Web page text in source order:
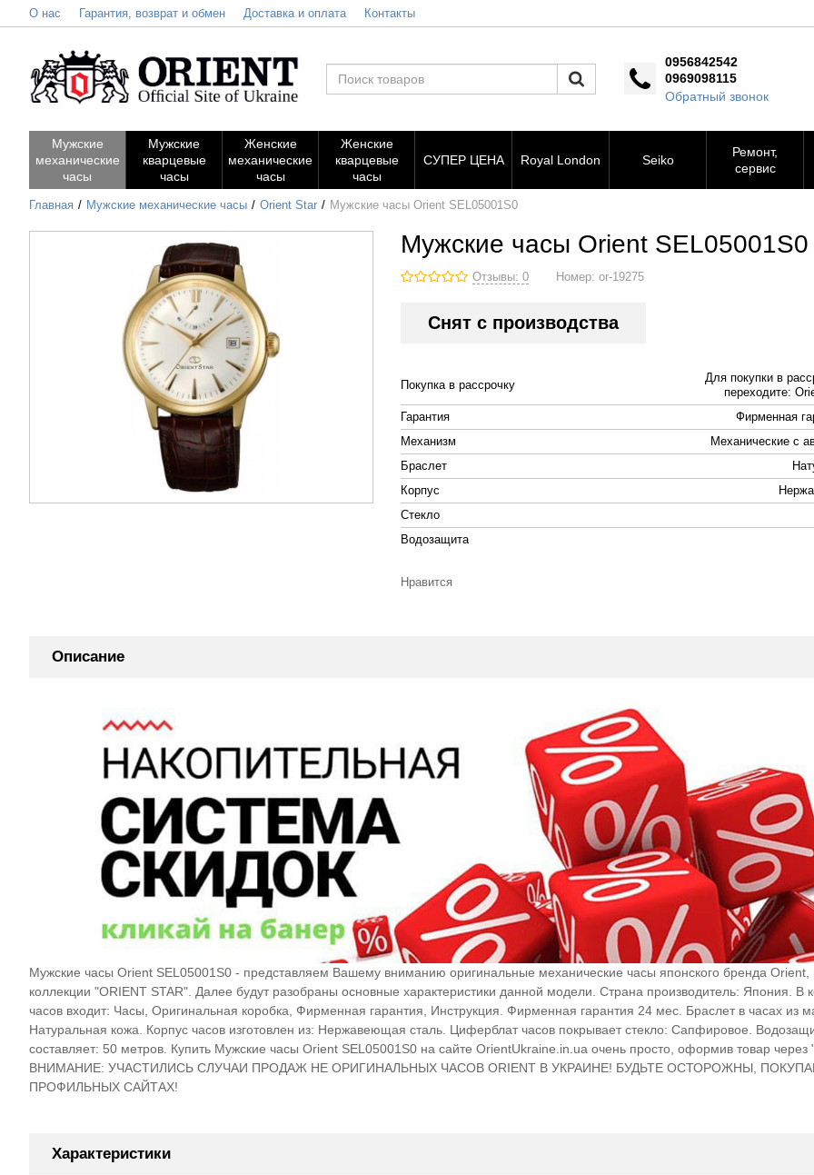
О нас Гарантия, возврат и обмен Доставка и оплата Контакты
0956842542
0969098115
Обратный звонок
Мужские
механические
часы
Мужские
кварцевые
часы
Женские
механические
часы
Женские
кварцевые
часы
СУПЕР ЦЕНА Royal London Seiko
Ремонт,
сервис
Главная Мужские механические часы Orient Star Мужские часы Orient SEL05001S0
Мужские часы Orient SEL05001S0
Отзывы: 0 Номер:or-19275
Снят с производства
Покупка в рассрочку
Для покупки в
переходите:
Гарантия
Фирменная
Механизм
Механические с
Браслет
Корпус
Стекло
Водозащита
Нравится
Описание
Мужские часы Orient SEL05001S0 - представляем Вашему вниманию оригинальные механические часы японского бренда Orient,
коллекции "ORIENT STAR". Далее будут разобраны основные характеристики данной модели. Страна производитель: Япония. В
часов входит: Часы, Оригинальная коробка, Фирменная гарантия, Инструкция. Фирменная гарантия 24 мес. Браслет в часах из
Натуральная кожа. Корпус часов изготовлен из: Нержавеющая сталь. Циферблат часов покрывает стекло: Сапфировое.
составляет: 50 метров. Купить Мужские часы Orient SEL05001S0 на сайте OrientUkraine.in.ua очень просто, оформив товар через
ВНИМАНИЕ: УЧАСТИЛИСЬ СЛУЧАИ ПРОДАЖ НЕ ОРИГИНАЛЬНЫХ ЧАСОВ ORIENT В УКРАИНЕ! БУДЬТЕ ОСТОРОЖНЫ,
ПРОФИЛЬНЫХ САЙТАХ!
Характеристики